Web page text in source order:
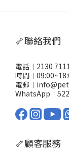
🦴聯絡我們
電話︱2130
時間
電郵
WhatsApp︱
🦴顧客服務